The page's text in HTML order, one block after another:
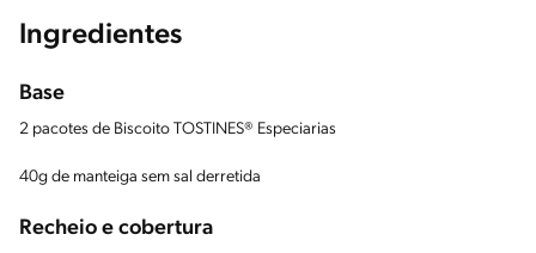
Ingredientes
Base
2 pacotes de Biscoito TOSTINES® Especiarias
40g de manteiga sem sal derretida
Recheio e cobertura